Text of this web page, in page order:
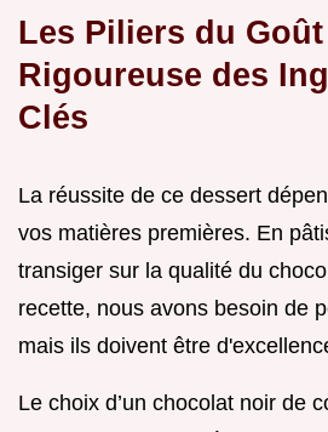
Les Piliers du
Rigoureuse des
Clés
La réussite de ce dessert
vos matières premières. En
transiger sur la qualité du
recette, nous avons besoin de
mais ils doivent être
Le choix d’un chocolat noir de